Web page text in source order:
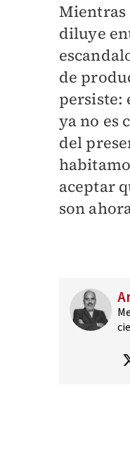
Mientras
diluye
de
persiste:
ya no es
del
aceptar
son